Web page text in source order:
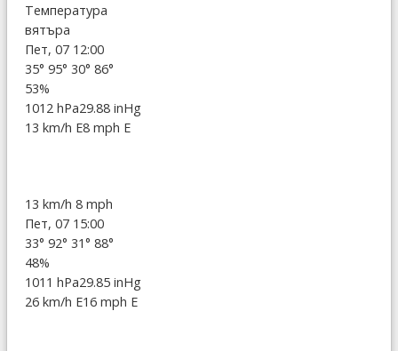
Температура
вятъра
Пет, 07 12:00
35° 95° 30° 86°
53%
1012 hPa29.88 inHg
13 km/h E8 mph E
13 km/h 8 mph
Пет, 07 15:00
33° 92° 31° 88°
48%
1011 hPa29.85 inHg
26 km/h E16 mph E